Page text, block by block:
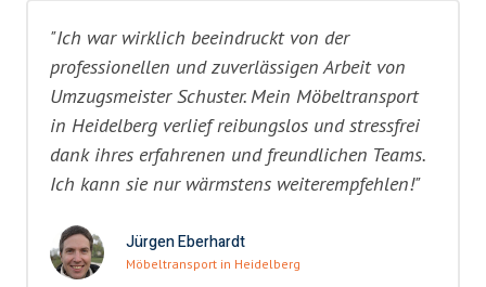
"Ich war wirklich beeindruckt von der
professionellen und zuverlässigen Arbeit von
Umzugsmeister Schuster. Mein Möbeltransport
in Heidelberg verlief reibungslos und stressfrei
dank ihres erfahrenen und freundlichen Teams.
Ich kann sie nur wärmstens weiterempfehlen!"
Jürgen Eberhardt
Möbeltransport in Heidelberg